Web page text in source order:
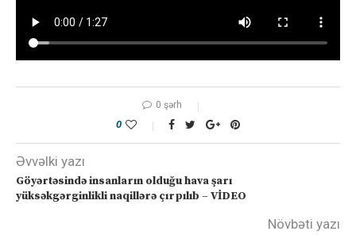
0 şərh
0
Əvvəlki yazı
Göyərtəsində insanların olduğu hava şarı
yüksəkgərginlikli naqillərə çırpılıb – VİDEO
Növbəti yazı